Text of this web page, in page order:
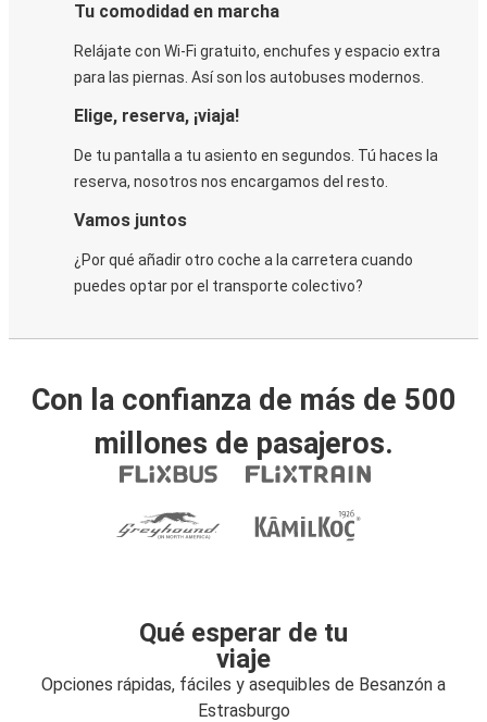
Tu comodidad en marcha
Relájate con Wi-Fi gratuito, enchufes y espacio extra
para las piernas. Así son los autobuses modernos.
Elige, reserva, ¡viaja!
De tu pantalla a tu asiento en segundos. Tú haces la
reserva, nosotros nos encargamos del resto.
Vamos juntos
¿Por qué añadir otro coche a la carretera cuando
puedes optar por el transporte colectivo?
Con la confianza de más de 500
millones de pasajeros.
Qué esperar de tu
viaje
Opciones rápidas, fáciles y asequibles de Besanzón a
Estrasburgo